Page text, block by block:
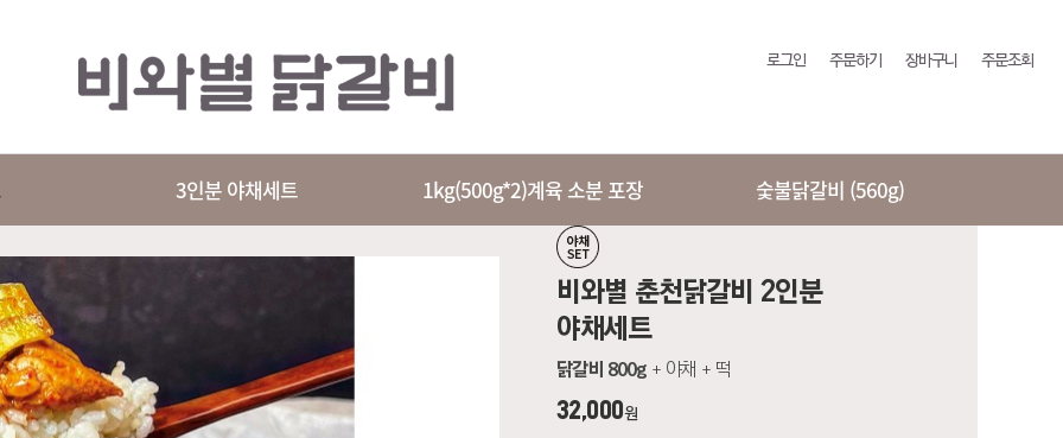
로그인 주문하기 장바구니 주문조회
3인분 야채세트 1kg(500g*2)계육 소분 포장 숯불닭갈비 (560g)
비와별 춘천닭갈비 2인분
야채세트
닭갈비 800g+ 야채 + 떡
32,000원